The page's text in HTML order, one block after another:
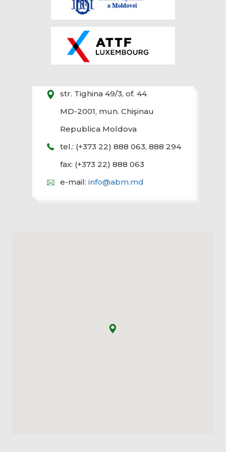
str. Tighina 49/3, of. 44
MD-2001, mun. Chişinau
Republica Moldova
tel.: (+373 22) 888 063, 888 294
fax: (+373 22) 888 063
e-mail: info@abm.md